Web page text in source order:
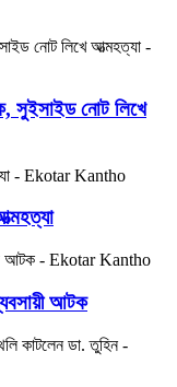
সুইসাইড নোট লিখে
আটক